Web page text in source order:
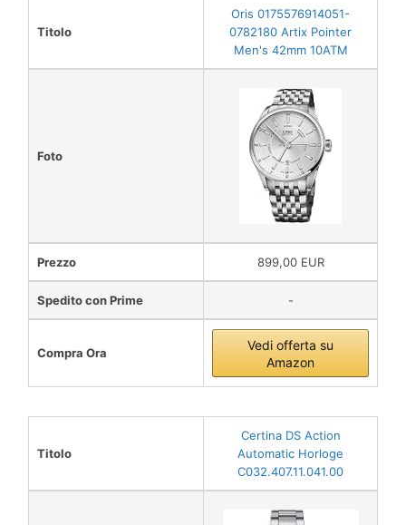
Titolo
Oris 0175576914051-
0782180 Artix Pointer
Men's 42mm 10ATM
Foto
Prezzo 899,00 EUR
Spedito con Prime -
Compra Ora
Vedi offerta su
Amazon
Titolo
Certina DS Action
Automatic Horloge
C032.407.11.041.00